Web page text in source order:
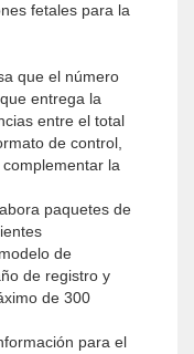
fetales para la
que el número
entrega la
entre el total
de control,
la
paquetes de
de
de registro y
de 300
para el